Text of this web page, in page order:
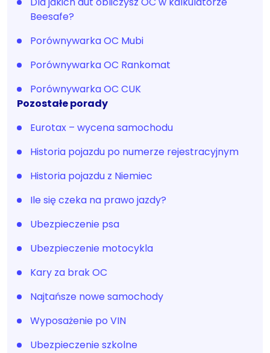
Beesafe?
Porównywarka OC Mubi
Porównywarka OC Rankomat
Porównywarka OC CUK
Pozostałe porady
Eurotax – wycena samochodu
Historia pojazdu po numerze rejestracyjnym
Historia pojazdu z Niemiec
Ile się czeka na prawo jazdy?
Ubezpieczenie psa
Ubezpieczenie motocykla
Kary za brak OC
Najtańsze nowe samochody
Wyposażenie po VIN
Ubezpieczenie szkolne